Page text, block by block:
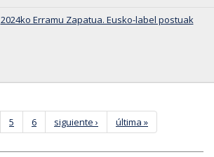
2024ko Erramu Zapatua. Eusko-label postuak
5 6 siguiente › última »